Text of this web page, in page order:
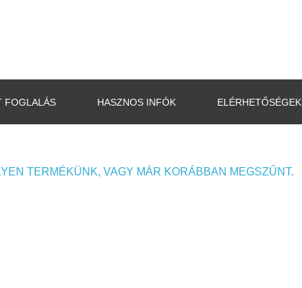
FOGLALÁS HASZNOS INFÓK ELÉRHETŐSÉGEK
TERMÉKÜNK, VAGY MÁR KORÁBBAN MEGSZŰNT.